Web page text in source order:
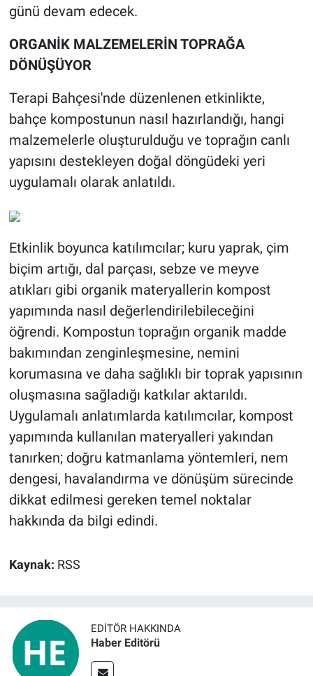
günü devam edecek.
ORGANİK MALZEMELERİN TOPRAĞA
DÖNÜŞÜYOR
Terapi Bahçesi'nde düzenlenen etkinlikte,
bahçe kompostunun nasıl hazırlandığı, hangi
malzemelerle oluşturulduğu ve toprağın canlı
yapısını destekleyen doğal döngüdeki yeri
uygulamalı olarak anlatıldı.
Etkinlik boyunca katılımcılar; kuru yaprak, çim
biçim artığı, dal parçası, sebze ve meyve
atıkları gibi organik materyallerin kompost
yapımında nasıl değerlendirilebileceğini
öğrendi. Kompostun toprağın organik madde
bakımından zenginleşmesine, nemini
korumasına ve daha sağlıklı bir toprak yapısının
oluşmasına sağladığı katkılar aktarıldı.
Uygulamalı anlatımlarda katılımcılar, kompost
yapımında kullanılan materyalleri yakından
tanırken; doğru katmanlama yöntemleri, nem
dengesi, havalandırma ve dönüşüm sürecinde
dikkat edilmesi gereken temel noktalar
hakkında da bilgi edindi.
Kaynak: RSS
EDITÖR HAKKINDA
Haber Editörü